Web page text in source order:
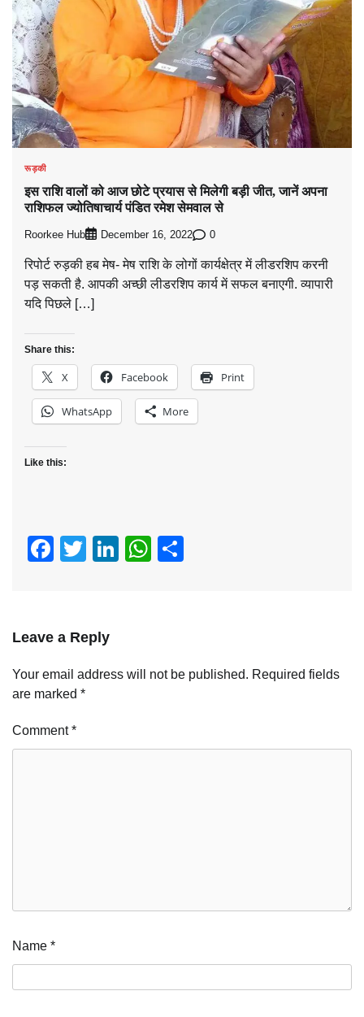
रूड़की
इस राशि वालों को आज छोटे प्रयास से मिलेगी बड़ी जीत, जानें अपना
राशिफल ज्योतिषाचार्य पंडित रमेश सेमवाल से
Roorkee Hub December 16, 2022 0
रिपोर्ट रुड़की हब मेष- मेष राशि के लोगों कार्यक्षेत्र में लीडरशिप करनी
पड़ सकती है. आपकी अच्छी लीडरशिप कार्य में सफल बनाएगी. व्यापारी
यदि पिछले […]
Share this:
X Facebook Print
WhatsApp More
Like this:
Facebook
TwitterLinkedIn
WhatsApp
Leave a Reply
Your email address will not be published. Required fields
are marked *
Comment*
Name *